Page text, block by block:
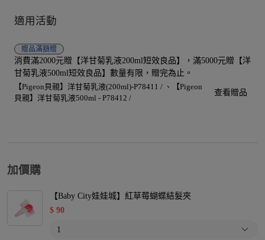
適用活動
贈品滿額贈
消費滿2000元贈【洋甘菊乳液200ml短效良品】，滿5000元贈【洋
甘菊乳液500ml短效良品】數量有限，贈完為止。
【Pigeon貝親】洋甘菊乳液(200ml)-P78411 /
【Pigeon
貝親】洋甘菊乳液500ml - P78412 /
查看贈品
加價購
【Baby City娃娃城】紅草莓蝴蝶結髮夾
$ 90